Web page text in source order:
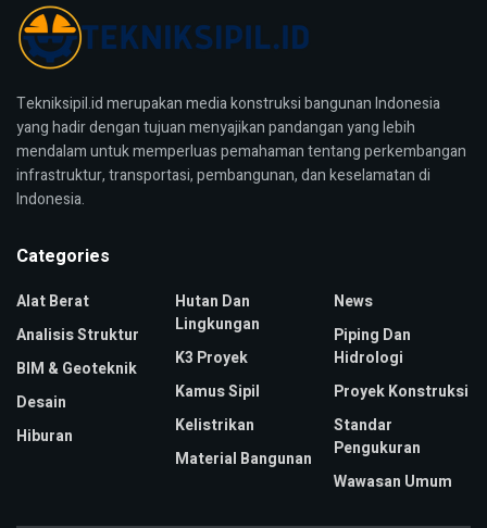
Tekniksipil.id merupakan media konstruksi bangunan Indonesia
yang hadir dengan tujuan menyajikan pandangan yang lebih
mendalam untuk memperluas pemahaman tentang perkembangan
infrastruktur, transportasi, pembangunan, dan keselamatan di
Indonesia.
Categories
Alat Berat
Analisis Struktur
BIM & Geoteknik
Desain
Hiburan
Hutan Dan
Lingkungan
K3 Proyek
Kamus Sipil
Kelistrikan
Material Bangunan
News
Piping Dan
Hidrologi
Proyek Konstruksi
Standar
Pengukuran
Wawasan Umum